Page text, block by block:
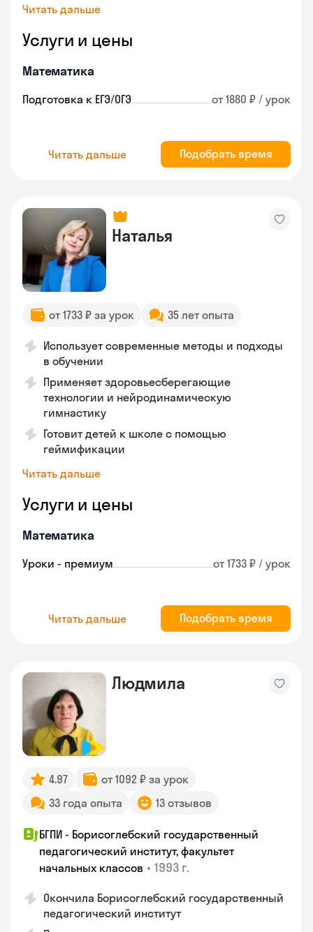
Читать дальше
Услуги и цены
Математика
Подготовка к ЕГЭ/ОГЭ от 1880 ₽ / урок
Читать дальше Подобрать время
Наталья
от 1733 ₽ за урок 35 лет опыта
Использует современные методы и подходы
в обучении
Применяет здоровьесберегающие
технологии и нейродинамическую
гимнастику
Готовит детей к школе с помощью
геймификации
Читать дальше
Услуги и цены
Математика
Уроки - премиум от 1733 ₽ / урок
Читать дальше Подобрать время
Людмила
4.97
от 1092 ₽ за урок
33 года опыта
13 отзывов
БГПИ - Борисоглебский государственный
педагогический институт, факультет
начальных классов • 1993 г.
Окончила Борисоглебский государственный
педагогический институт